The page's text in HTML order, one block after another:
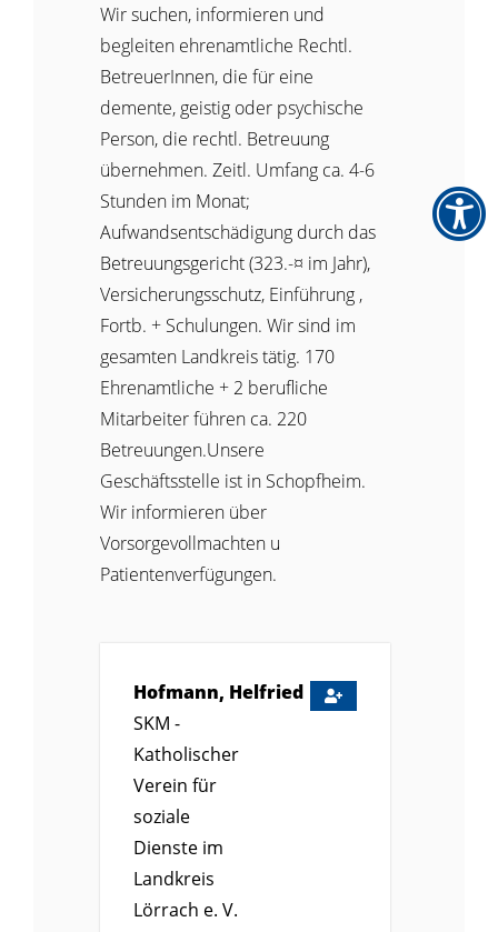
Hofmann, Helfried
SKM -
Katholischer
Verein für
soziale
Dienste im
Landkreis
Lörrach e. V.
Wir suchen, informieren und
begleiten ehrenamtliche Rechtl.
BetreuerInnen, die für eine
demente, geistig oder psychische
Person, die rechtl. Betreuung
übernehmen. Zeitl. Umfang ca. 4-6
Stunden im Monat;
Aufwandsentschädigung durch das
Betreuungsgericht (323.-¤ im Jahr),
Versicherungsschutz, Einführung ,
Fortb. + Schulungen. Wir sind im
gesamten Landkreis tätig. 170
Ehrenamtliche + 2 berufliche
Mitarbeiter führen ca. 220
Betreuungen.Unsere
Geschäftsstelle ist in Schopfheim.
Wir informieren über
Vorsorgevollmachten u
Patientenverfügungen.